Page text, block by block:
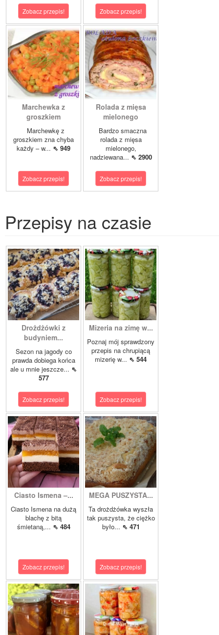
Zobacz przepis! Zobacz przepis!
Marchewka z
groszkiem
Marchewkę z
groszkiem zna chyba
każdy – w... ⇖ 949
Zobacz przepis!
Rolada z mięsa
mielonego
Bardzo smaczna
rolada z mięsa
mielonego,
nadziewana... ⇖ 2900
Zobacz przepis!
Przepisy na czasie
Drożdżówki z
budyniem...
Sezon na jagody co
prawda dobiega końca
ale u mnie jeszcze... ⇖
577
Zobacz przepis!
Mizeria na zimę w...
Poznaj mój sprawdzony
przepis na chrupiącą
mizerię w... ⇖ 544
Zobacz przepis!
Ciasto Ismena –...
Ciasto Ismena na dużą
blachę z bitą
śmietaną,... ⇖ 484
Zobacz przepis!
MEGA PUSZYSTA...
Ta drożdżówka wyszła
tak puszysta, że ciężko
było... ⇖ 471
Zobacz przepis!